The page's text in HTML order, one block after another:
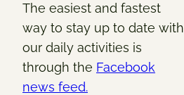
The easiest and fastest
way to stay up to date with
our daily activities is
through the Facebook
news feed.